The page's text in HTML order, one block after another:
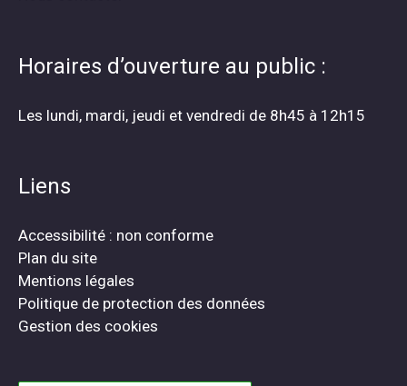
Horaires d’ouverture au public :
Les lundi, mardi, jeudi et vendredi de 8h45 à 12h15
Liens
Accessibilité : non conforme
Plan du site
Mentions légales
Politique de protection des données
Gestion des cookies